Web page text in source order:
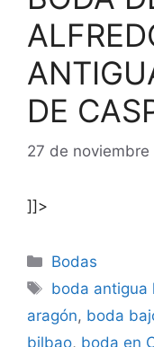
DE
27 de noviembre
]]>
Categorías
Bodas
Etiquetas
boda antigua
aragón, boda
bilbao, boda en